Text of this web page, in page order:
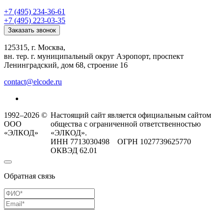
+7 (495) 234-36-61
+7 (495) 223-03-35
Заказать звонок
125315, г. Москва,
вн. тер. г. муниципальный округ Аэропорт, проспект
Ленинградский, дом 68, строение 16
contact@elcode.ru
1992–2026 ©
ООО
«ЭЛКОД»
Настоящий сайт является официальным сайтом
общества с ограниченной ответственностью
«ЭЛКОД».
ИНН 7713030498 ОГРН 1027739625770
ОКВЭД 62.01
Обратная связь